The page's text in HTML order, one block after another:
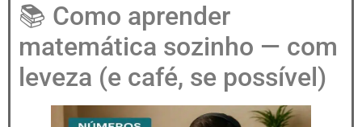
📚 Como aprender
matemática sozinho — com
leveza (e café, se possível)